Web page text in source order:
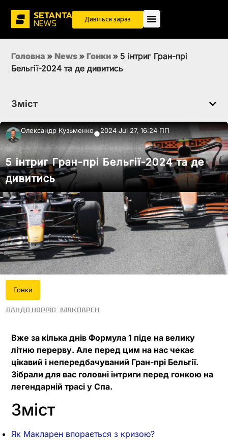
Дивіться зараз
Головна » News » Гонки » 5 інтриг Гран-прі
Бельгії-2024 та де дивитись
Зміст
Олександр Кузьменко●2024 Jul 27, 16:24 ПП
5 інтриг Гран-прі Бельгії-2024 та де
дивитись
Гонки
Ландо Норріс МакЛарен
Вже за кілька днів Формула 1 піде на велику
літню перерву. Але перед цим на нас чекає
цікавий і непередбачуваний Гран-прі Бельгії.
Зібрали для вас головні інтриги перед гонкою на
легендарній трасі у Спа.
Зміст
Як Макларен впорається з кризою?